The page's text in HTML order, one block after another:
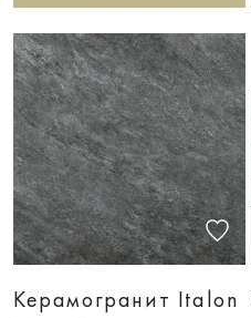
Керамогранит Italon